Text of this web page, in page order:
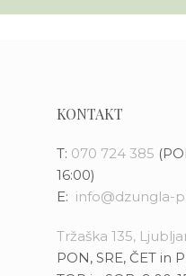
KONTAKT
T: 070 724 385
16:00)
E: info@dzungla-
Tržaška 135,
PON, SRE, ČET in